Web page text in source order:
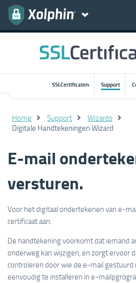
SSLCertificaten Support
Home Support Wizards
Digitale Handtekeningen Wizard
E-mail
versturen.
Voor het digitaal ondertekenen van e-
certificaat aan.
De handtekening voorkomt dat iemand
onderweg kan wijzigen, en zorgt ervoor
controleren door wie de e-mail gestuurd
eenvoudig te installeren in e-